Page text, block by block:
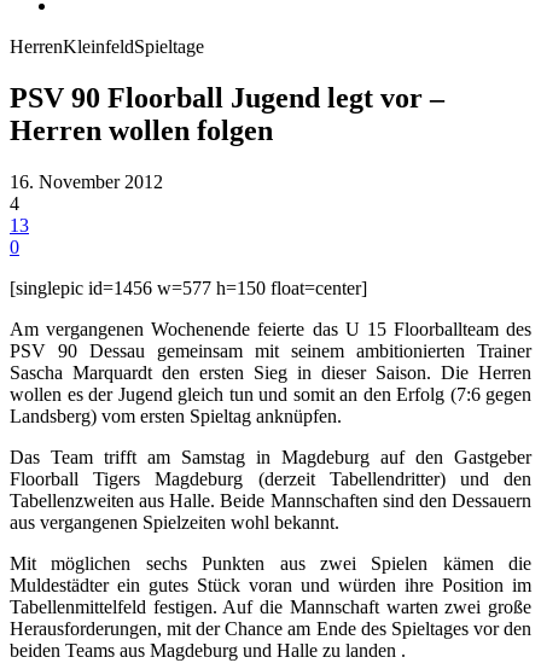
HerrenKleinfeldSpieltage
PSV 90 Floorball Jugend legt vor –
Herren wollen folgen
16. November 2012
4
13
0
[singlepic id=1456 w=577 h=150 float=center]
Am vergangenen Wochenende feierte das U 15 Floorballteam des
PSV 90 Dessau gemeinsam mit seinem ambitionierten Trainer
Sascha Marquardt den ersten Sieg in dieser Saison. Die Herren
wollen es der Jugend gleich tun und somit an den Erfolg (7:6 gegen
Landsberg) vom ersten Spieltag anknüpfen.
Das Team trifft am Samstag in Magdeburg auf den Gastgeber
Floorball Tigers Magdeburg (derzeit Tabellendritter) und den
Tabellenzweiten aus Halle. Beide Mannschaften sind den Dessauern
aus vergangenen Spielzeiten wohl bekannt.
Mit möglichen sechs Punkten aus zwei Spielen kämen die
Muldestädter ein gutes Stück voran und würden ihre Position im
Tabellenmittelfeld festigen. Auf die Mannschaft warten zwei große
Herausforderungen, mit der Chance am Ende des Spieltages vor den
beiden Teams aus Magdeburg und Halle zu landen .